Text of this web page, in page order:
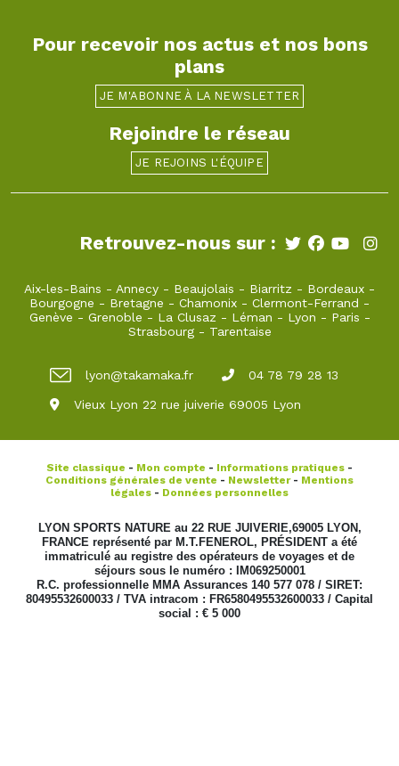
Pour recevoir nos actus et nos bons
plans
JE M'ABONNE À LA NEWSLETTER
Rejoindre le réseau
JE REJOINS L'ÉQUIPE
Retrouvez-nous sur :
Aix-les-Bains - Annecy - Beaujolais - Biarritz - Bordeaux -
Bourgogne - Bretagne - Chamonix - Clermont-Ferrand -
Genève - Grenoble - La Clusaz - Léman - Lyon - Paris -
Strasbourg- Tarentaise
lyon@takamaka.fr 04 78 79 28 13
Vieux Lyon 22 rue juiverie 69005 Lyon
Site classique - Mon compte - Informations pratiques -
Conditions générales de vente - Newsletter- Mentions
légales - Données personnelles
LYON SPORTS NATURE au 22 RUE JUIVERIE,69005 LYON,
FRANCE représenté par M.T.FENEROL, PRÉSIDENT a été
immatriculé au registre des opérateurs de voyages et de
séjours sous le numéro : IM069250001
R.C. professionnelle MMA Assurances 140 577 078 / SIRET:
80495532600033 / TVA intracom : FR6580495532600033 / Capital
social : € 5 000